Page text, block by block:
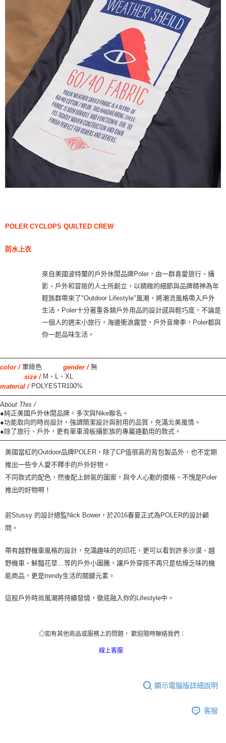
POLER CYCLOPS QUILTED CREW
防水上衣
來自美國波特蘭的戶外休閒品牌Poler，由一群喜愛旅行、攝
影、戶外和冒險的人士所創立，以精緻的細節與品牌精神為年
輕族群帶來了"Outdoor Lifestyle"風潮，將潮流風格帶入戶外
生活，Poler十分著重各類戶外用品的設計感與輕巧度，不論是
一個人的週末小旅行，海邊衝浪露營，戶外音樂季，Poler都與
你一起品味生活。
color / 軍綠色 gender / 無
size / M、L、XL
material / POLYESTR100%
About This /
●純正美國戶外休閒品牌。多次與Nike聯名。
●功能取向的時尚設計，強調簡潔設計與耐用的品質，充滿北美風情。
●除了旅行、戶外，更有單車滑板攝影族的專屬通勤用的款式。
美國當紅的Outdoor品牌POLER ，除了CP值很高的背包製品外 ， 也不定期
推出一些令人愛不釋手的戶外好物。
不同款式的配色，然後配上帥氣的圖案，與令人心動的價格，不愧是Poler
推出的好物啊！
前Stussy 的設計總監Nick Bower ，於2016春夏正式為 POLER的設計顧
問。
帶有越野機車風格的設計，充滿趣味的的印花，更可以看到許多沙漠、越
野機車、鮮豔花草
等的戶外小圖騰，讓戶外穿搭不再只是枯燥乏味的機
能商品，更是trendy生活的關鍵元素。
這股戶外時尚風潮將持續發燒，徹底融入你的 Lifestyle中 。
◎如有其他商品或服務上的問題， 歡迎隨時聯絡我們：
線上客服
顯示電腦版詳細說明
客服